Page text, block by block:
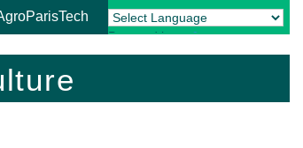
Powered by Translate